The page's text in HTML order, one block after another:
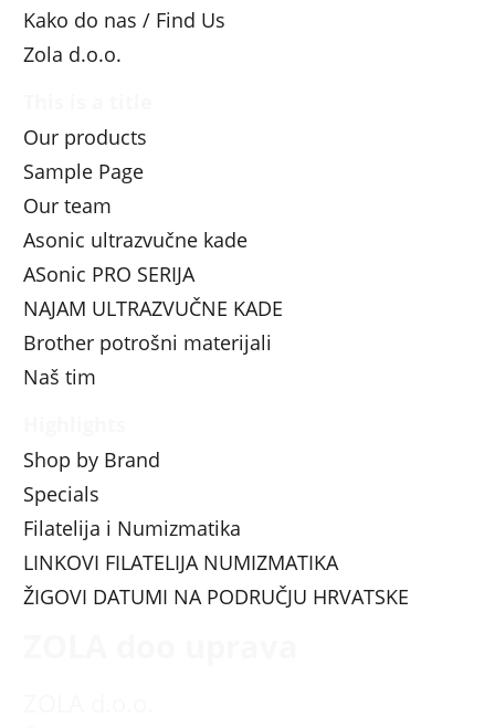
Kako do nas / Find Us
Zola d.o.o.
Our products
Sample Page
Our team
Asonic ultrazvučne kade
ASonic PRO SERIJA
NAJAM ULTRAZVUČNE KADE
Brother potrošni materijali
Naš tim
Shop by Brand
Specials
Filatelija i Numizmatika
LINKOVI FILATELIJA NUMIZMATIKA
ŽIGOVI DATUMI NA PODRUČJU HRVATSKE